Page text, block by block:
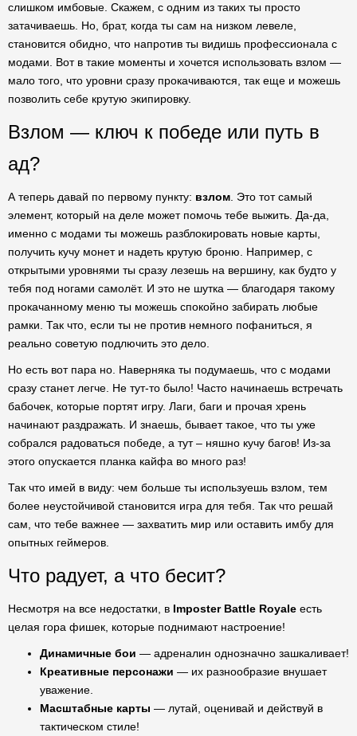
слишком имбовые. Скажем, с одним из таких ты просто
затачиваешь. Но, брат, когда ты сам на низком левеле,
становится обидно, что напротив ты видишь профессионала с
модами. Вот в такие моменты и хочется использовать взлом —
мало того, что уровни сразу прокачиваются, так еще и можешь
позволить себе крутую экипировку.
Взлом — ключ к победе или путь в
ад?
А теперь давай по первому пункту: взлом . Это тот самый
элемент, который на деле может помочь тебе выжить. Да-да,
именно с модами ты можешь разблокировать новые карты,
получить кучу монет и надеть крутую броню. Например, с
открытыми уровнями ты сразу лезешь на вершину, как будто у
тебя под ногами самолёт. И это не шутка — благодаря такому
прокачанному меню ты можешь спокойно забирать любые
рамки. Так что, если ты не против немного пофаниться, я
реально советую подлючить это дело.
Но есть вот пара но. Наверняка ты подумаешь, что с модами
сразу станет легче. Не тут-то было! Часто начинаешь встречать
бабочек, которые портят игру. Лаги, баги и прочая хрень
начинают раздражать. И знаешь, бывает такое, что ты уже
собрался радоваться победе, а тут – няшно кучу багов! Из-за
этого опускается планка кайфа во много раз!
Так что имей в виду: чем больше ты используешь взлом, тем
более неустойчивой становится игра для тебя. Так что решай
сам, что тебе важнее — захватить мир или оставить имбу для
опытных геймеров.
Что радует, а что бесит?
Несмотря на все недостатки, в Imposter Battle Royale есть
целая гора фишек, которые поднимают настроение!
Динамичные бои — адреналин однозначно зашкаливает!
Креативные персонажи — их разнообразие внушает
уважение.
Масштабные карты — лутай, оценивай и действуй в
тактическом стиле!